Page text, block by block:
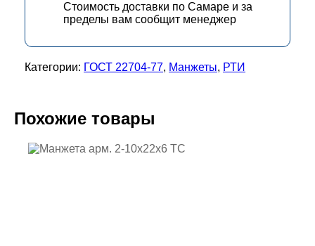
Стоимость доставки по Самаре и за
пределы вам сообщит менеджер
Категории: ГОСТ 22704-77, Манжеты, РТИ
Похожие товары